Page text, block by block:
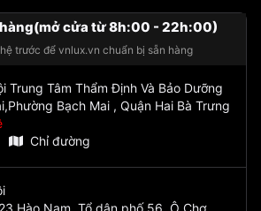
cửa từ 8h:00 - 22h:00)
trước để vnlux.vn chuẩn bị sẵn hàng
Trung Tâm Thẩm Định Và Bảo Dưỡng
Bạch Mai , Quận Hai Bà Trưng
Chỉ đường